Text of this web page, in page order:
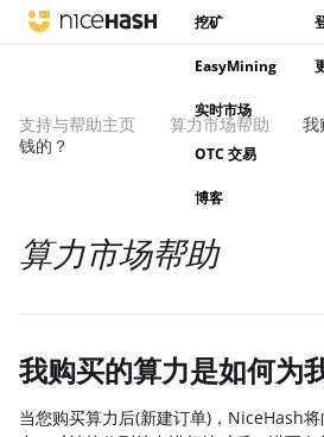
挖矿
EasyMining
实时市场
OTC 交易
博客
支持与帮助主页 算力市场帮助
我
钱的？
算力市场帮助
我购买的算力是如何为
当您购买算力后(新建订单)，NiceHash